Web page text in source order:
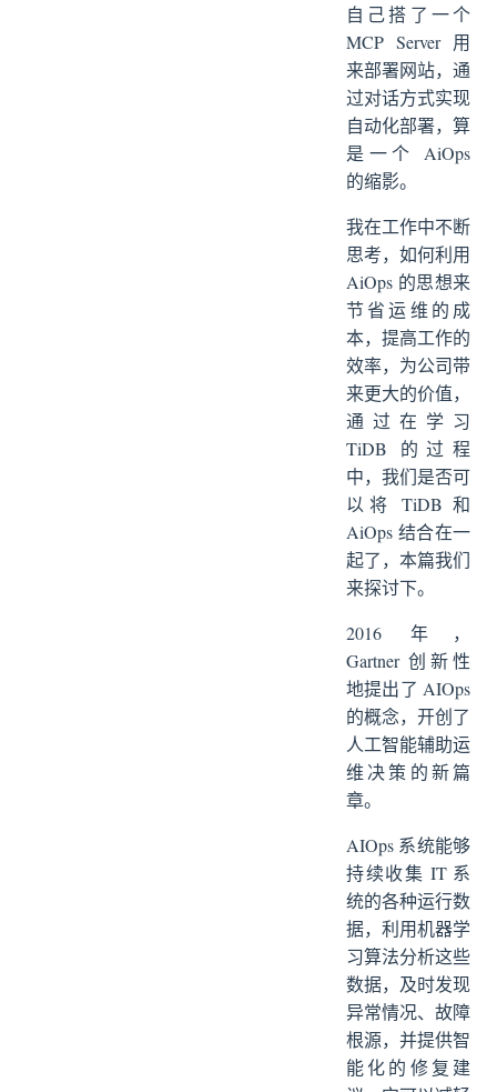
异常检测与预警：从“被动救火”到“主动预警”
根因分析：从“大海捞针”到“一键定位”
智能调优与自治：从“手动执行”到“自动优化”
TiDB + AiOps 实践路径
采集数据
迭代
TiDB + AiOps 的优势
总结
自己搭了一个
MCP Server 用
来部署网站，通
过对话方式实现
自动化部署，算
是一个 AiOps
的缩影。
我在工作中不断
思考，如何利用
AiOps 的思想来
节省运维的成
本，提高工作的
效率，为公司带
来更大的价值，
通过在学习
TiDB 的过程
中，我们是否可
以将 TiDB 和
AiOps 结合在一
起了，本篇我们
来探讨下。
2016 年，
Gartner 创新性
地提出了 AIOps
的概念，开创了
人工智能辅助运
维决策的新篇
章。
AIOps 系统能够
持续收集 IT 系
统的各种运行数
据，利用机器学
习算法分析这些
数据，及时发现
异常情况、故障
根源，并提供智
能化的修复建